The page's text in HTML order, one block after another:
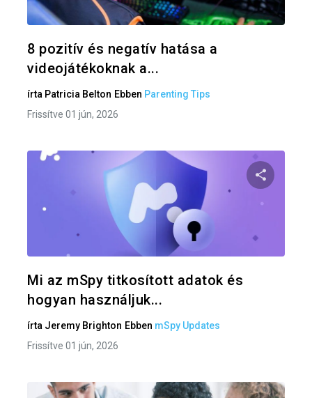
8 pozitív és negatív hatása a
videojátékoknak a...
írta Patricia Belton Ebben Parenting Tips
Frissítve 01 jún, 2026
Oszd
Mi az mSpy titkosított adatok és
hogyan használjuk...
írta Jeremy Brighton Ebben mSpy Updates
Frissítve 01 jún, 2026